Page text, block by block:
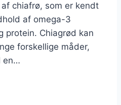
chiafrø, som er kendt
af omega-3
protein. Chiagrød kan
forskellige måder,
en…